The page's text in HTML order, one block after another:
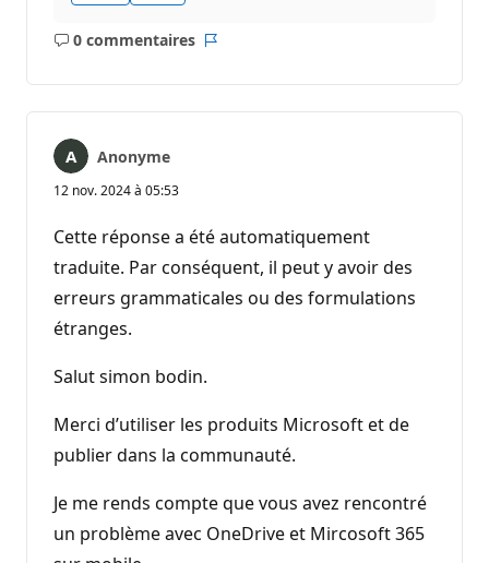
0 commentaires
Aucun
Anonyme
12 nov. 2024 à 05:53
Cette réponse a été automatiquement
traduite. Par conséquent, il peut y avoir des
erreurs grammaticales ou des formulations
étranges.
Salut simon bodin.
Merci d’utiliser les produits Microsoft et de
publier dans la communauté.
Je me rends compte que vous avez rencontré
un problème avec OneDrive et Mircosoft 365